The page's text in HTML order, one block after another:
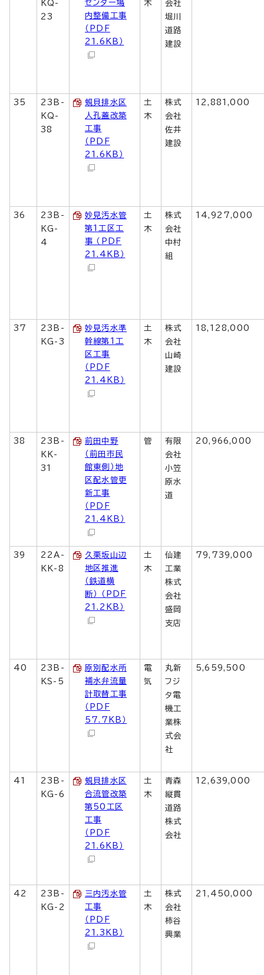
KQ-
23
センター場
内整備工事
（PDF
21.6KB）
木
会社
堀川
道路
建設
35
23B-
KQ-
38
蜆貝排水区
人孔蓋改築
工事
（PDF
21.6KB）
土
木
株式
会社
佐井
建設
12,881,000
36
23B-
KG-
4
妙見汚水管
第1工区工
事 （PDF
21.4KB）
土
木
株式
会社
中村
組
14,927,000
37
23B-
KG-3
妙見汚水準
幹線第1工
区工事
（PDF
21.4KB）
土
木
株式
会社
山崎
建設
18,128,000
38
23B-
KK-
31
前田中野
（前田市民
館東側）地
区配水管更
新工事
（PDF
21.4KB）
管
有限
会社
小笠
原水
道
20,966,000
39
22A-
KK-8
久栗坂山辺
地区推進
（鉄道横
断） （PDF
21.2KB）
土
木
仙建
工業
株式
会社
盛岡
支店
79,739,000
40
23B-
KS-5
原別配水所
補水弁流量
計取替工事
（PDF
57.7KB）
電
気
丸新
フジ
タ電
機工
業株
式会
社
5,659,500
41
23B-
KG-6
蜆貝排水区
合流管改築
第50工区
工事
（PDF
21.6KB）
土
木
青森
縦貫
道路
株式
会社
12,639,000
42
23B-
KG-2
三内汚水管
工事
（PDF
21.3KB）
土
木
株式
会社
柿谷
興業
21,450,000